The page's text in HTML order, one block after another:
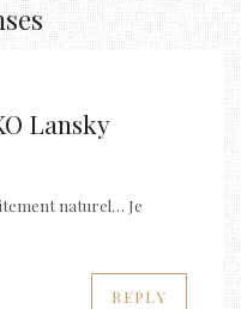
Lansky
naturel… Je
REPLY